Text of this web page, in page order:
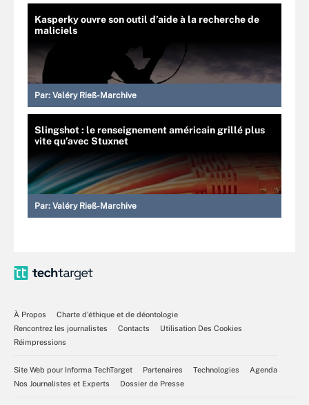
Kasperky ouvre son outil d’aide à la recherche de
maliciels
Par: Valéry Rieß-Marchive
Slingshot : le renseignement américain grillé plus
vite qu’avec Stuxnet
Par: Valéry Rieß-Marchive
À Propos
Charte d’éthique et de déontologie
Rencontrez les journalistes
Contacts
Utilisation Des Cookies
Réimpressions
Site Web pour Informa TechTarget Partenaires Technologies
Agenda
Nos Journalistes et Experts
Dossier de Presse